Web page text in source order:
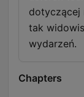
dotyczącej
tak
wydarzeń.
Chapters